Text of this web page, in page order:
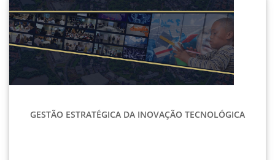
GESTÃO ESTRATÉGICA DA INOVAÇÃO TECNOLÓGICA